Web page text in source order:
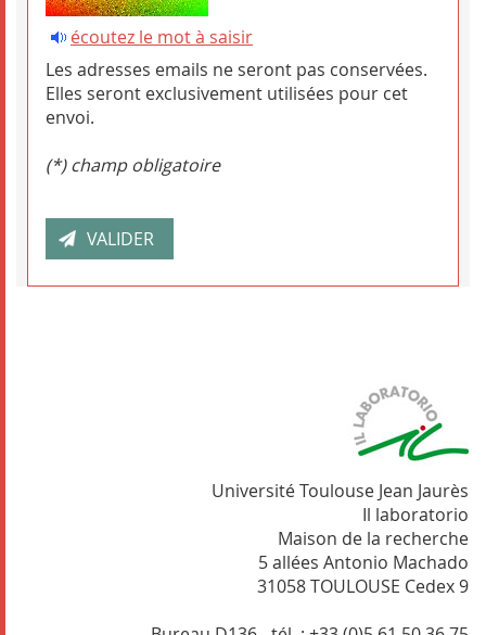
écoutez le mot à saisir
Les adresses emails ne seront pas conservées.
Elles seront exclusivement utilisées pour cet
envoi.
(*) champ obligatoire
Université Toulouse Jean Jaurès
Il laboratorio
Maison de la recherche
5 allées Antonio Machado
31058 TOULOUSE Cedex 9